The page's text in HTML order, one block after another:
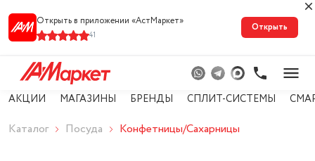
Открыть в приложении «АстМарке‪т‬»
41
Открыть
АКЦИИ МАГАЗИНЫ БРЕНДЫ СПЛИТ-СИСТЕМЫ
Каталог Посуда Конфетницы/Сахарницы